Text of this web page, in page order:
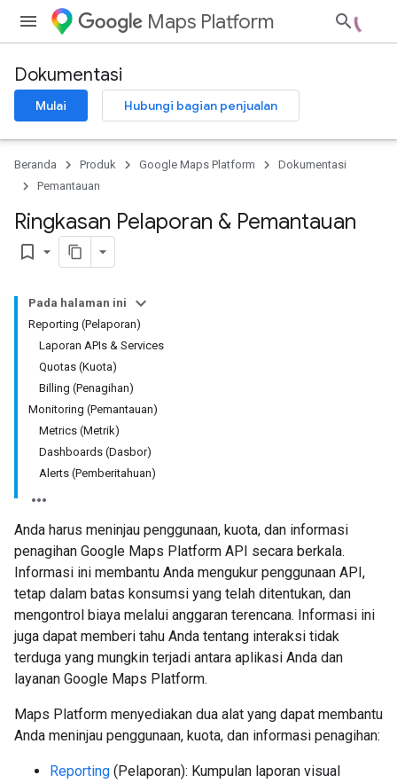
Maps Platform
Dokumentasi
Mulai Hubungi bagian penjualan
Beranda Produk Google Maps Platform
Dokumentasi
Pemantauan
Ringkasan Pelaporan & Pemantauan
bookmark_border
Pada halaman ini
Reporting (Pelaporan)
Laporan APIs & Services
Quotas (Kuota)
Billing (Penagihan)
Monitoring (Pemantauan)
Metrics (Metrik)
Dashboards (Dasbor)
Alerts (Pemberitahuan)
Anda harus meninjau penggunaan, kuota, dan informasi
penagihan Google Maps Platform API secara berkala.
Informasi ini membantu Anda mengukur penggunaan API,
tetap dalam batas konsumsi yang telah ditentukan, dan
mengontrol biaya melalui anggaran terencana. Informasi ini
juga dapat memberi tahu Anda tentang interaksi tidak
terduga yang mungkin terjadi antara aplikasi Anda dan
layanan Google Maps Platform.
Maps Platform menyediakan dua alat yang dapat membantu
Anda meninjau penggunaan, kuota, dan informasi penagihan:
Reporting (Pelaporan): Kumpulan laporan visual